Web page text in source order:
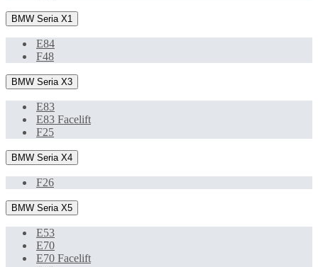
BMW Seria X1
E84
F48
BMW Seria X3
E83
E83 Facelift
F25
BMW Seria X4
F26
BMW Seria X5
E53
E70
E70 Facelift